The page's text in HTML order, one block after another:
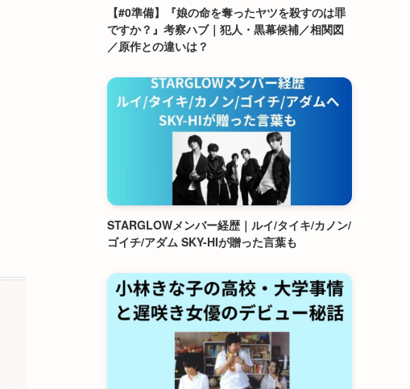
【#0準備】『娘の命を奪ったヤツを殺すのは罪
ですか？』考察ハブ｜犯人・黒幕候補／相関図
／原作との違いは？
STARGLOWメンバー経歴｜ルイ/タイキ/カノン/
ゴイチ/アダム SKY-HIが贈った言葉も